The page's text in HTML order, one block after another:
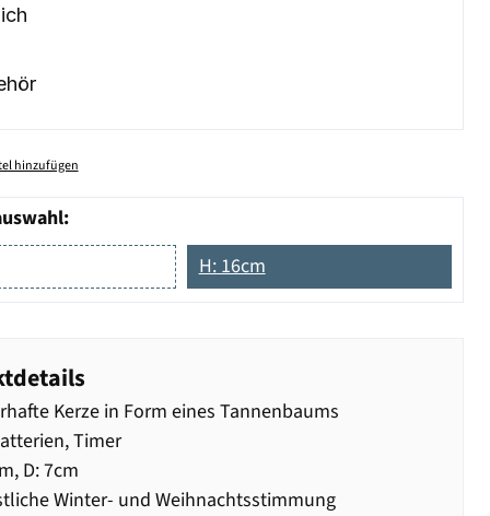
hinzufügen
H: 16cm
Kerze in Form eines Tannenbaums
Timer
D: 7cm
Winter- und Weihnachtsstimmung